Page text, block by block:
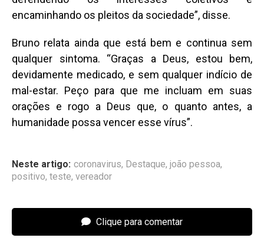
encaminhando os pleitos da sociedade”, disse.
Bruno relata ainda que está bem e continua sem
qualquer sintoma. “Graças a Deus, estou bem,
devidamente medicado, e sem qualquer indício de
mal-estar. Peço para que me incluam em suas
orações e rogo a Deus que, o quanto antes, a
humanidade possa vencer esse vírus”.
Neste artigo: coronavirus, Destaque, joão pessoa,
positivo, teste, vereador
Clique para comentar